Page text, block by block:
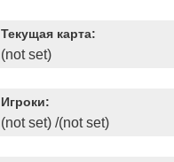
Текущая карта:
(not set)
Игроки:
(not set) /(not set)